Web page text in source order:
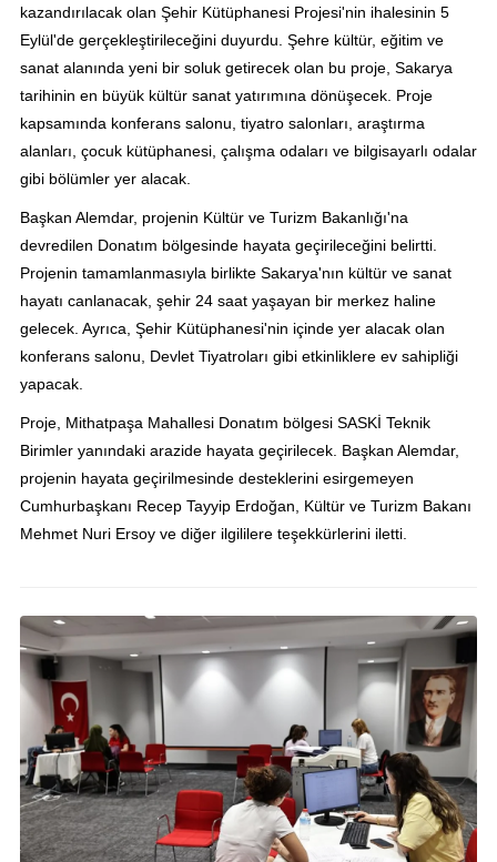
kazandırılacak olan Şehir Kütüphanesi Projesi'nin ihalesinin 5
Eylül'de gerçekleştirileceğini duyurdu. Şehre kültür, eğitim ve
sanat alanında yeni bir soluk getirecek olan bu proje, Sakarya
tarihinin en büyük kültür sanat yatırımına dönüşecek. Proje
kapsamında konferans salonu, tiyatro salonları, araştırma
alanları, çocuk kütüphanesi, çalışma odaları ve bilgisayarlı odalar
gibi bölümler yer alacak.
Başkan Alemdar, projenin Kültür ve Turizm Bakanlığı'na
devredilen Donatım bölgesinde hayata geçirileceğini belirtti.
Projenin tamamlanmasıyla birlikte Sakarya'nın kültür ve sanat
hayatı canlanacak, şehir 24 saat yaşayan bir merkez haline
gelecek. Ayrıca, Şehir Kütüphanesi'nin içinde yer alacak olan
konferans salonu, Devlet Tiyatroları gibi etkinliklere ev sahipliği
yapacak.
Proje, Mithatpaşa Mahallesi Donatım bölgesi SASKİ Teknik
Birimler yanındaki arazide hayata geçirilecek. Başkan Alemdar,
projenin hayata geçirilmesinde desteklerini esirgemeyen
Cumhurbaşkanı Recep Tayyip Erdoğan, Kültür ve Turizm Bakanı
Mehmet Nuri Ersoy ve diğer ilgililere teşekkürlerini iletti.